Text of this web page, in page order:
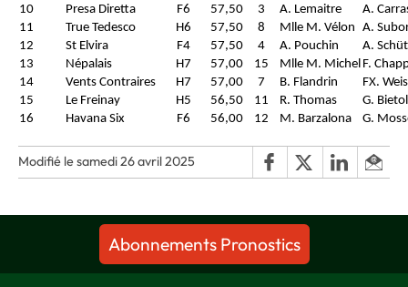
10
Presa Diretta F6 57,50 3 A. Lemaitre
A.
11
True Tedesco H6 57,50 8 Mlle M. Vélon A.
12
St Elvira F4 57,50 4 A. Pouchin
A.
13
Népalais H7 57,00 15 Mlle M. Michel F.
14
Vents Contraires H7 57,00 7 B. Flandrin
FX.
15
Le Freinay H5 56,50 11 R. Thomas
G.
16
Havana Six F6 56,00 12 M. Barzalona G.
Modifié le samedi 26 avril 2025
Abonnements Pronostics